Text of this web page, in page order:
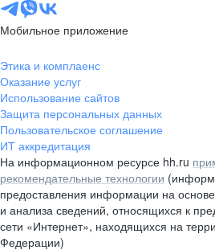
Мобильное приложение
Этика и комплаенс
Оказание услуг
Использование сайтов
Защита персональных данных
Пользовательское соглашение
ИТ аккредитация
На информационном ресурсе hh.ru
рекомендательные технологии
предоставления информации на
и анализа сведений, относящихся к
сети «Интернет», находящихся на
Федерации)